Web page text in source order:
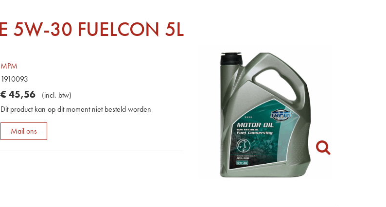
5W-30 FUELCON 5L
MPM
1910093
€ 45,56 (incl. btw)
Dit product kan op dit moment niet besteld worden
Mail ons